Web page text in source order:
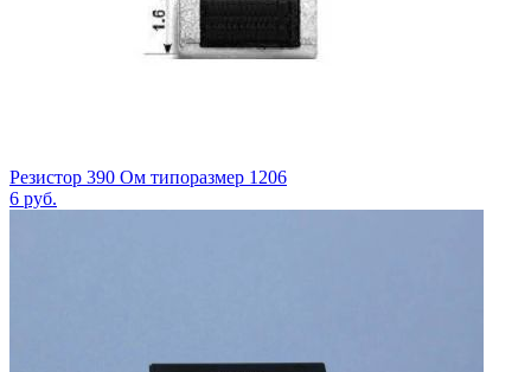
Резистор 390 Ом типоразмер 1206
6 руб.